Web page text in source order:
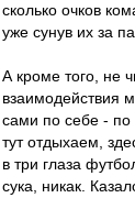
сколько очков
уже сунув их за
А кроме того, не
взаимодействия
сами по себе - по
тут отдыхаем,
в три глаза
сука, никак.